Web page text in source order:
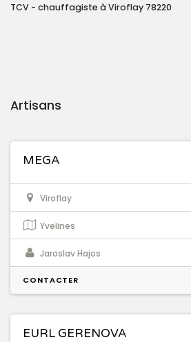
TCV - chauffagiste à Viroflay 78220
Artisans
MEGA
Viroflay
Yvelines
Jaroslav Hajos
CONTACTER
EURL GERENOVA